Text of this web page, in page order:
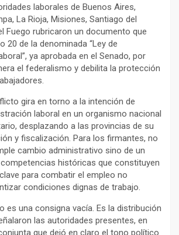
laborales de Buenos Aires,
La Rioja, Misiones, Santiago del
Fuego rubricaron un documento que
20 de la denominada “Ley de
ya aprobada en el Senado, por
el federalismo y debilita la protección
gira en torno a la intención de
laboral en un organismo nacional
desplazando a las provincias de su
y fiscalización. Para los firmantes, no
cambio administrativo sino de un
competencias históricas que constituyen
para combatir el empleo no
condiciones dignas de trabajo.
es una consigna vacía. Es la distribución
las autoridades presentes, en
que dejó en claro el tono político